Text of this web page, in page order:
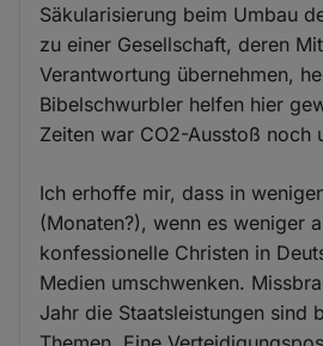
Säkularisierung beim Umbau
zu einer Gesellschaft, deren
Verantwortung übernehmen,
Bibelschwurbler helfen hier
Zeiten war CO2-Ausstoß noch
Ich erhoffe mir, dass in
(Monaten?), wenn es weniger
konfessionelle Christen in
Medien umschwenken.
Jahr die Staatsleistungen sind